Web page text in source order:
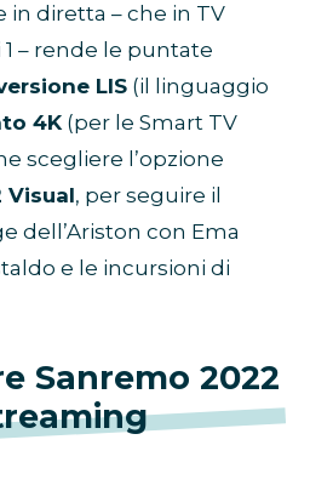
diretta – che in TV
– rende le puntate
LIS (il linguaggio
4K(per le Smart TV
scegliere l’opzione
Visual, per seguire il
dell’Ariston con Ema
e le incursioni di
Sanremo 2022